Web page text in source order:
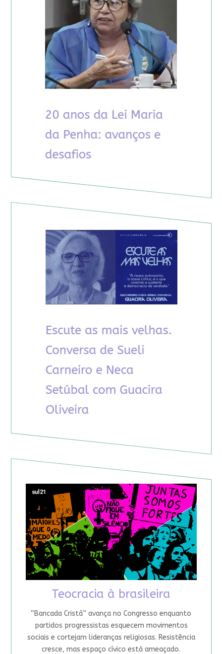
Teocracia à brasileira
“Bancada Cristã” avança no Congresso enquanto
partidos progressistas esquecem movimentos
sociais e cortejam lideranças religiosas. Resistência
cresce, mas espaço cívico está ameaçado.